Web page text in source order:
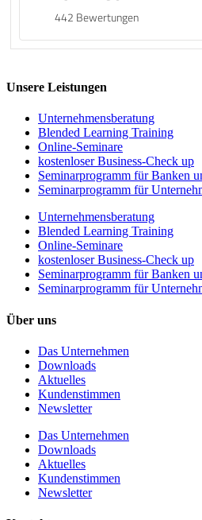
442 Bewertungen
Unsere Leistungen
Unternehmens­beratung
Blended Learning Training
Online-Seminare
kostenloser Business-Check up
Seminarprogramm für Banken
Seminarprogramm für
Unternehmens­beratung
Blended Learning Training
Online-Seminare
kostenloser Business-Check up
Seminarprogramm für Banken
Seminarprogramm für
Über uns
Das Unternehmen
Downloads
Aktuelles
Kundenstimmen
Newsletter
Das Unternehmen
Downloads
Aktuelles
Kundenstimmen
Newsletter